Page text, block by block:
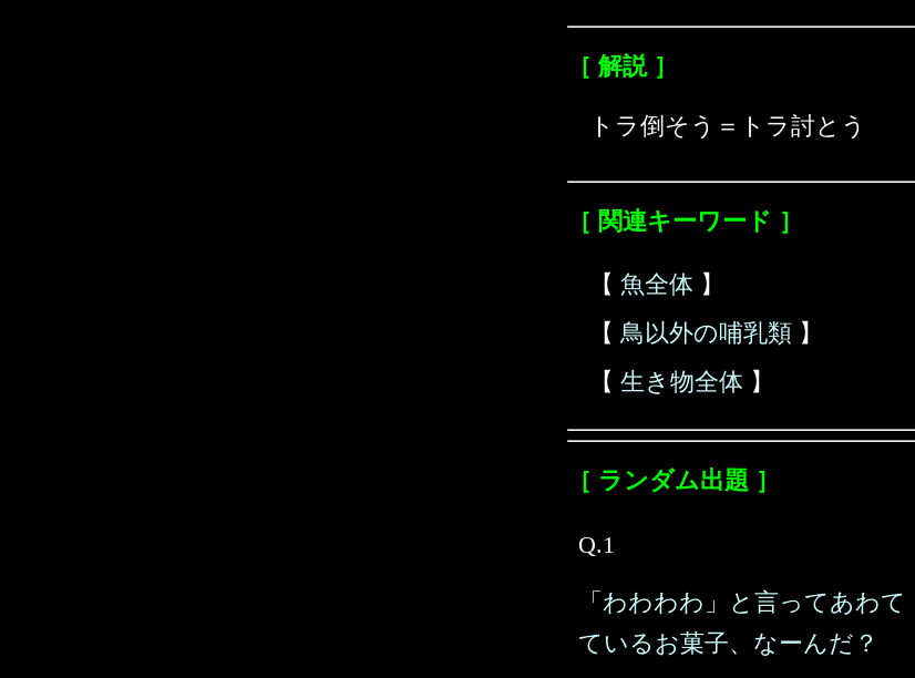
［ 解説 ］
トラ倒そう＝トラ討とう
［ 関連キーワード ］
【 魚全体 】
【 鳥以外の哺乳類 】
【 生き物全体 】
［ ランダム出題 ］
Q.1
「わわわわ」と言ってあわて
ているお菓子、なーんだ？